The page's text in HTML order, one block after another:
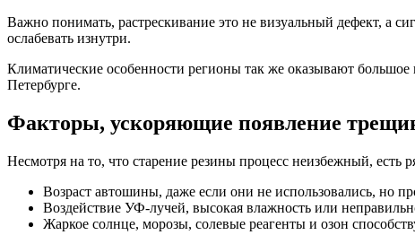
Важно понимать, растрескивание это не визуальный дефект, а
ослабевать изнутри.
Климатические особенности регионы так же оказывают
Петербурге.
Факторы, ускоряющие появление
Несмотря на то, что старение резины процесс неизбежный, есть
Возраст автошины, даже если они не использовались, но
Воздействие УФ-лучей, высокая влажность или
Жаркое солнце, морозы, солевые реагенты и озон